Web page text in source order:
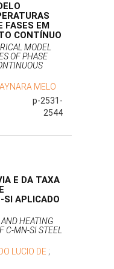
FASES EM
CONTÍNUO
MODEL
OF PHASE
MELO
p-2531-
2544
E DA TAXA
SI APLICADO
HEATING
C-MN-SI STEEL
LUCIO DE ;